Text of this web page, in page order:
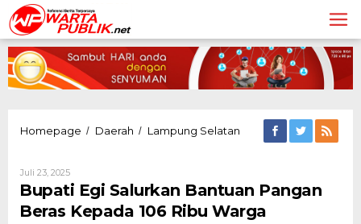
Lewati
ke
konten
Homepage / Daerah / Lampung Selatan
Pangan
Kepada
Juli 23, 2025Oleh
Redaksi
Bupati Egi Salurkan Bantuan Pangan
Beras Kepada 106 Ribu Warga